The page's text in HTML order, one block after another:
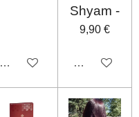
Désactivé
Shyam -
9,90 €
Désactivé